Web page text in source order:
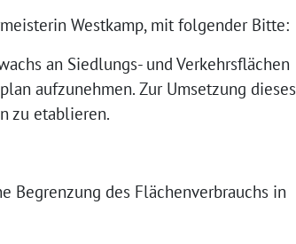
Westkamp, mit folgender Bitte:
an Siedlungs- und Verkehrsflächen
aufzunehmen. Zur Umsetzung dieses
zu etablieren.
Begrenzung des Flächenverbrauchs in